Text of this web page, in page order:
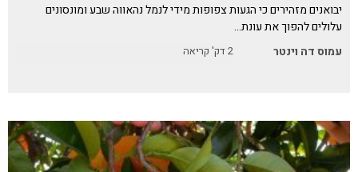
יבואנים מזהירים כי הגעות צפופות מידי לנמל נהאווה שבע ומונסונים
עלולים להפוך את עונת…
עמוס דה וינטר
2דק' קריאה